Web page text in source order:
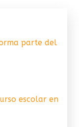
parte del
escolar en